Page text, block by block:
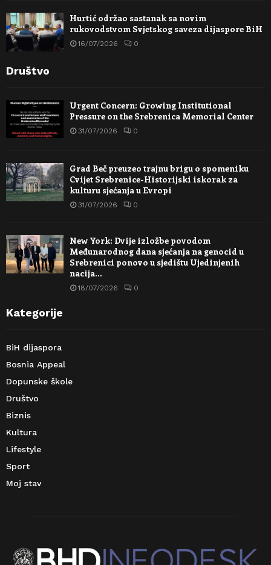
Hurtić održao sastanak sa novim
rukovodstvom Svjetskog saveza dijaspore BiH
16/07/2026 0
Društvo
Urgent Concern: Growing Institutional
Pressure on the Srebrenica Memorial Center
31/07/2026 0
Grad Beč preuzeo trajnu brigu o spomeniku
Cvijet Srebrenice-Historijski iskorak za
kulturu sjećanja u Evropi
31/07/2026 0
New York: Dvije izložbe povodom
Međunarodnog dana sjećanja na genocid u
Srebrenici ponovo u sjedištu Ujedinjenih
nacija…
18/07/2026 0
Kategorije
BiH dijaspora
Bosnia Appeal
Dopunske škole
Društvo
Biznis
Kultura
Lifestyle
Sport
Moj stav